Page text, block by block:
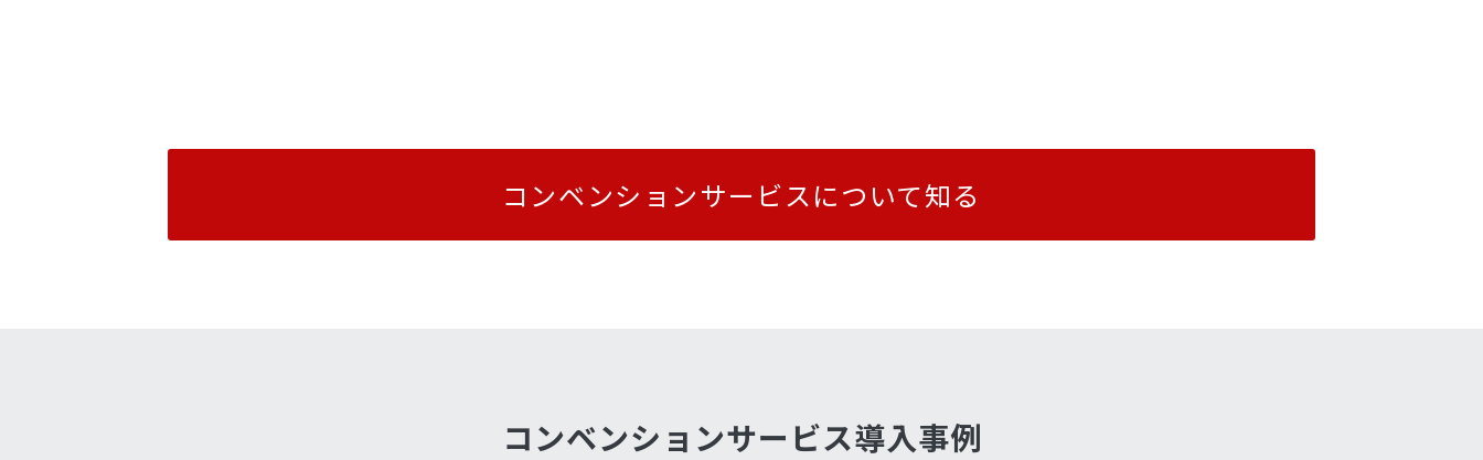
コンベンションサービスについて知る
コンベンションサービス導入事例